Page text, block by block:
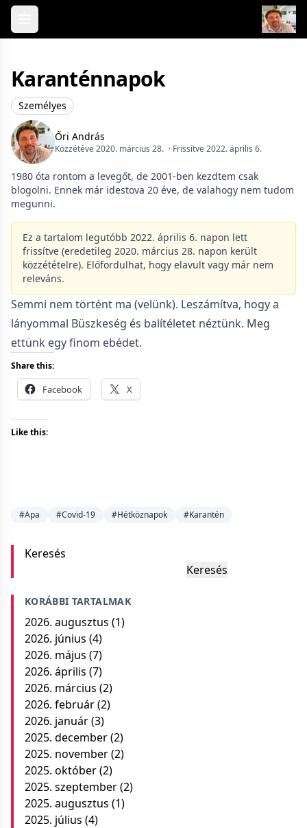
Skip to content
Karanténnapok
Személyes
Őri András
Közzétéve 2020. március 28. · Frissítve 2022. április 6.
1980 óta rontom a levegőt, de 2001-ben kezdtem csak
blogolni. Ennek már idestova 20 éve, de valahogy nem tudom
megunni.
Ez a tartalom legutóbb 2022. április 6. napon lett
frissítve (eredetileg 2020. március 28. napon került
közzétételre). Előfordulhat, hogy elavult vagy már nem
releváns.
Semmi nem történt ma (velünk). Leszámítva, hogy a
lányommal Büszkeség és balítéletet néztünk. Meg
ettünk egy finom ebédet.
Share this:
Facebook X
Like this:
#Apa #Covid-19 #Hétköznapok #Karantén
Keresés
Keresés
KORÁBBI TARTALMAK
2026. augusztus (1)
2026. június (4)
2026. május (7)
2026. április (7)
2026. március (2)
2026. február(2)
2026. január(3)
2025. december(2)
2025. november(2)
2025. október(2)
2025. szeptember(2)
2025. augusztus (1)
2025. július (4)